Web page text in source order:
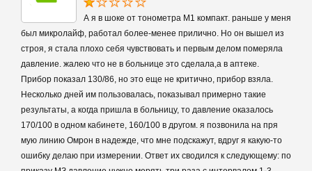
А я в шоке от тонометра М1 компакт. раньше у меня
был микролайф, работал более-менее прилично. Но он вышел из
строя, я стала плохо себя чувствовать и первым делом померяла
давление. жалею что не в больнице это сделала,а в аптеке.
Прибор показал 130/86, но это еще не критично, прибор взяла.
Несколько дней им пользовалась, показывал примерно такие
результаты, а когда пришла в больницу, то давление оказалось
170/100 в одном кабинете, 160/100 в другом. я позвонила на пря
мую линию Омрон в надежде, что мне подскажут, вдруг я какую-то
ошибку делаю при измерении. Ответ их сводился к следующему: по